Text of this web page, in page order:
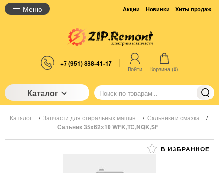
Меню Акции Новинки Хиты продаж
+7 (951) 888-41-17
Войти Корзина (0)
Каталог
Каталог / Запчасти для стиральных машин / Сальники и смазка /
Сальник 35х62х10 WFK,TC,NQK,SF
В ИЗБРАННОЕ